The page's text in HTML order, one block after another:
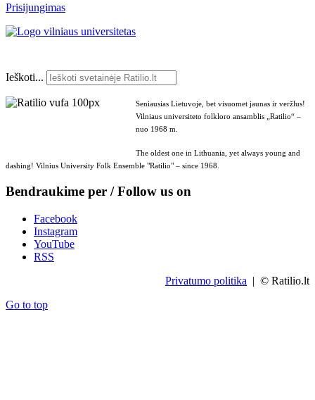
Prisijungimas
Ieškoti...
Seniausias Lietuvoje, bet visuomet jaunas ir veržlus!
Vilniaus universiteto folkloro ansamblis „Ratilio“ –
nuo 1968 m.
The oldest one in Lithuania, yet always young and
dashing! Vilnius University Folk Ensemble "Ratilio" – since 1968.
Bendraukime per / Follow us on
Facebook
Instagram
YouTube
RSS
Privatumo politika | © Ratilio.lt
Go to top